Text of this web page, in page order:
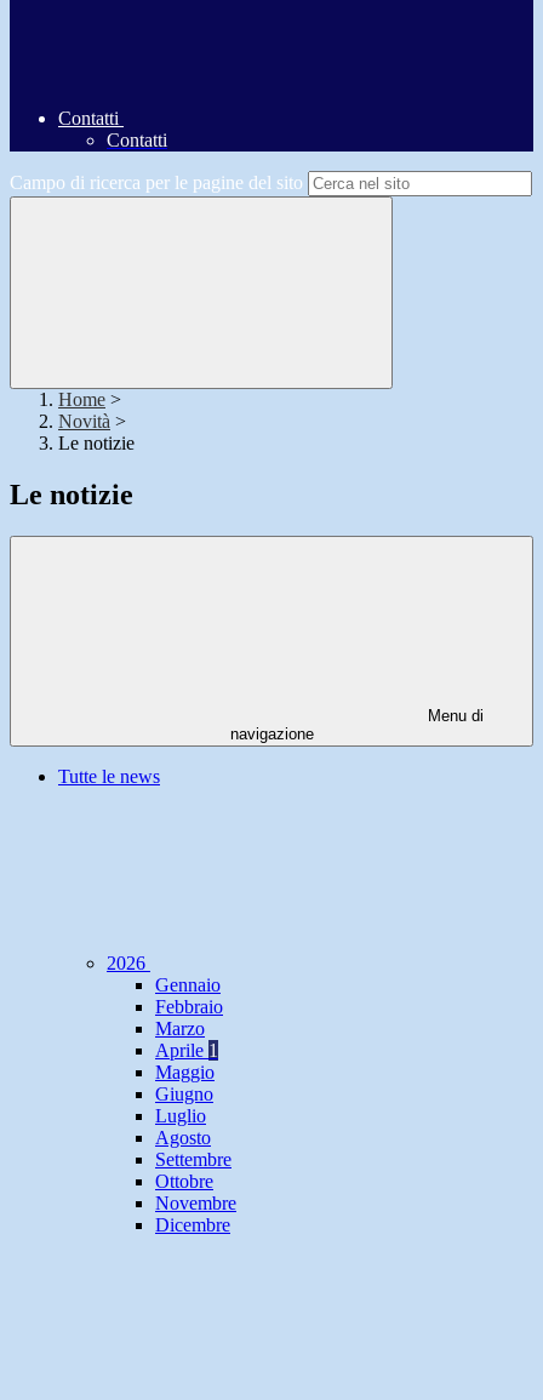
Contatti
Contatti
Campo di ricerca per le pagine del sito
Home >
Novità >
Le notizie
Le notizie
Menu di
navigazione
Tutte le news
2026
Gennaio
Febbraio
Marzo
Aprile 1
Maggio
Giugno
Luglio
Agosto
Settembre
Ottobre
Novembre
Dicembre